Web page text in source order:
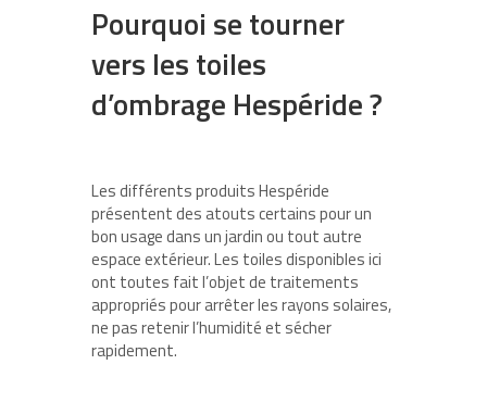
Pourquoi se tourner
vers les toiles
d’ombrage Hespéride ?
Les différents produits Hespéride
présentent des atouts certains pour un
bon usage dans un jardin ou tout autre
espace extérieur. Les toiles disponibles ici
ont toutes fait l’objet de traitements
appropriés pour arrêter les rayons solaires,
ne pas retenir l’humidité et sécher
rapidement.